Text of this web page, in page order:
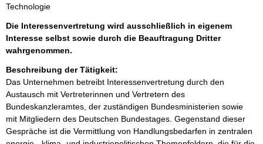
Technologie
Die Interessenvertretung wird ausschließlich in eigenem
Interesse selbst sowie durch die Beauftragung Dritter
wahrgenommen.
Beschreibung der Tätigkeit:
Das Unternehmen betreibt Interessenvertretung durch den
Austausch mit Vertreterinnen und Vertretern des
Bundeskanzleramtes, der zuständigen Bundesministerien sowie
mit Mitgliedern des Deutschen Bundestages. Gegenstand dieser
Gespräche ist die Vermittlung von Handlungsbedarfen in zentralen